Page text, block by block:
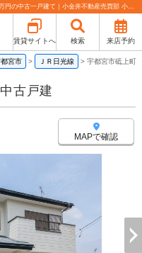
宇都宮市砥上町 中古戸建 栃木県宇都宮市砥上町 ｜1,590万円の中古一戸建て｜小金井不動産売買部 小山城東店
賃貸サイトへ 検索 来店予約
宮市 > ＪＲ日光線 > 宇都宮市砥上町
古戸建
MAPで確認